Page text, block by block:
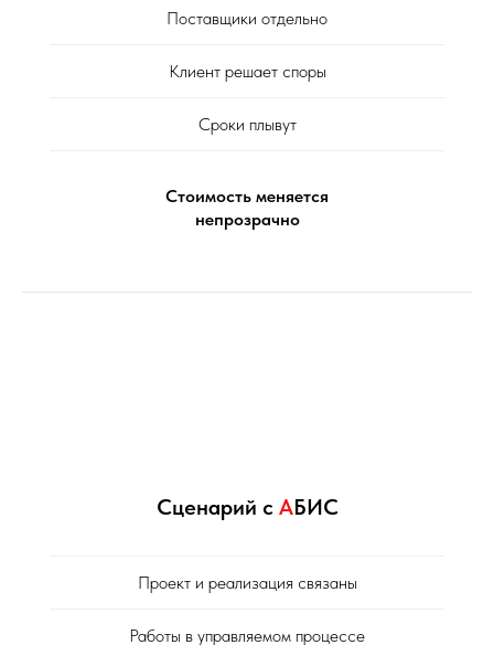
Поставщики отдельно
Клиент решает споры
Сроки плывут
Стоимость меняется
непрозрачно
Сценарий с АБИС
Проект и реализация связаны
Работы в управляемом процессе